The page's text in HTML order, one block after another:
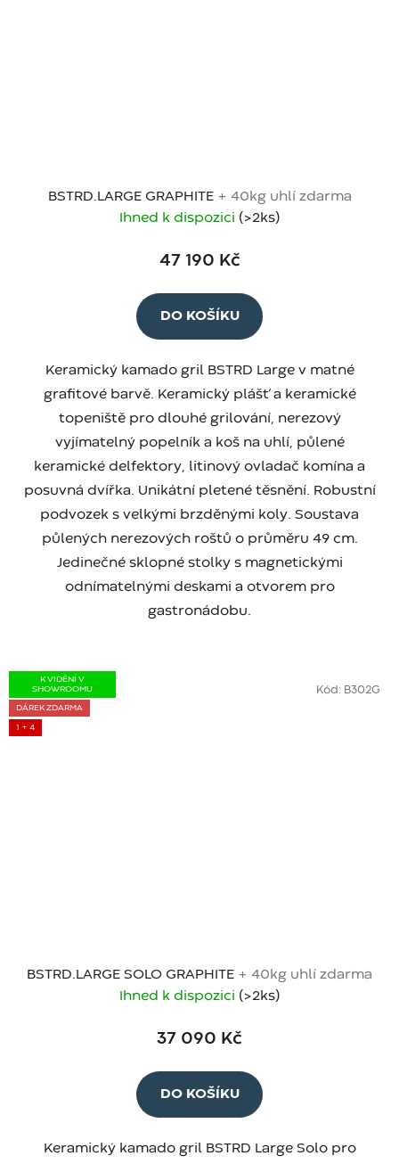
BSTRD.LARGE GRAPHITE + 40kg uhlí zdarma
Ihned k dispozici (>2 ks)
47 190 Kč
DO KOŠÍKU
Keramický kamado gril BSTRD Large v matné
grafitové barvě. Keramický plášť a keramické
topeniště pro dlouhé grilování, nerezový
vyjímatelný popelník a koš na uhlí, půlené
keramické delfektory, litinový ovladač komína a
posuvná dvířka. Unikátní pletené těsnění. Robustní
podvozek s velkými brzděnými koly. Soustava
půlených nerezových roštů o průměru 49 cm.
Jedinečné sklopné stolky s magnetickými
odnímatelnými deskami a otvorem pro
gastronádobu.
K VIDĚNÍ V
SHOWROOMU
DÁREK ZDARMA
1 + 4
BSTRD.LARGE SOLO GRAPHITE + 40kg uhlí zdarma
Ihned k dispozici (>2 ks)
37 090 Kč
DO KOŠÍKU
Keramický kamado gril BSTRD Large Solo pro
Kód: B302G